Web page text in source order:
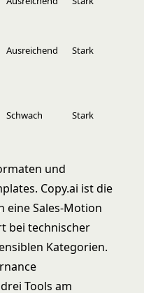
Ausreichend Stark
Schwach Stark
und
Copy.ai ist die
eine Sales-Motion
bei technischer
Kategorien.
Tools am